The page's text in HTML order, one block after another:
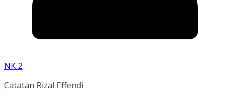
NK 2
Catatan Rizal Effendi